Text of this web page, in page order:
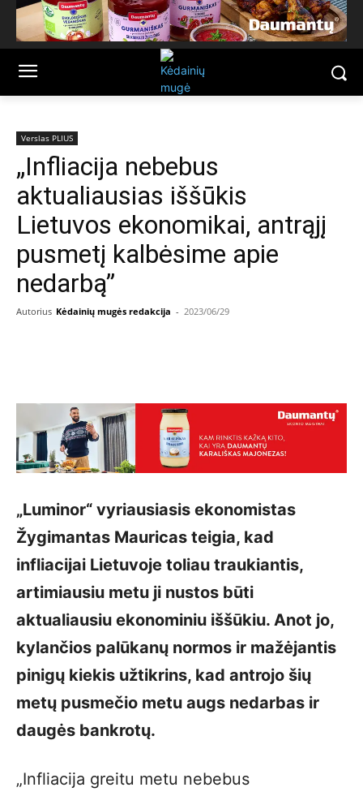
Verslas PLIUS
„Infliacija nebebus
aktualiausias iššūkis
Lietuvos ekonomikai, antrąjį
pusmetį kalbėsime apie
nedarbą”
Autorius Kėdainių mugės redakcija - 2023/06/29
„Luminor“ vyriausiasis ekonomistas
Žygimantas Mauricas teigia, kad
infliacijai Lietuvoje toliau traukiantis,
artimiausiu metu ji nustos būti
aktualiausiu ekonominiu iššūkiu. Anot jo,
kylančios palūkanų normos ir mažėjantis
pinigų kiekis užtikrins, kad antrojo šių
metų pusmečio metu augs nedarbas ir
daugės bankrotų.
„Infliacija greitu metu nebebus